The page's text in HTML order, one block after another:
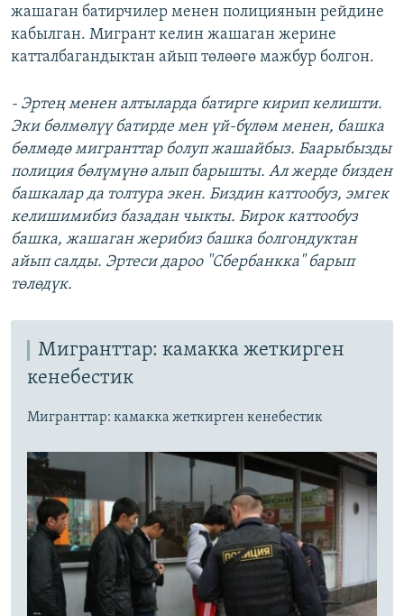
жашаган батирчилер менен полициянын рейдине
кабылган. Мигрант келин жашаган жерине
катталбагандыктан айып төлөөгө мажбур болгон.
- Эртең менен алтыларда батирге кирип келишти.
Эки бөлмөлүү батирде мен үй-бүлөм менен, башка
бөлмөдө мигранттар болуп жашайбыз. Баарыбызды
полиция бөлүмүнө алып барышты. Ал жерде бизден
башкалар да толтура экен. Биздин каттообуз, эмгек
келишимибиз базадан чыкты. Бирок каттообуз
башка, жашаган жерибиз башка болгондуктан
айып салды. Эртеси дароо "Сбербанкка" барып
төлөдүк.
Мигранттар: камакка жеткирген
кенебестик
Мигранттар: камакка жеткирген кенебестик